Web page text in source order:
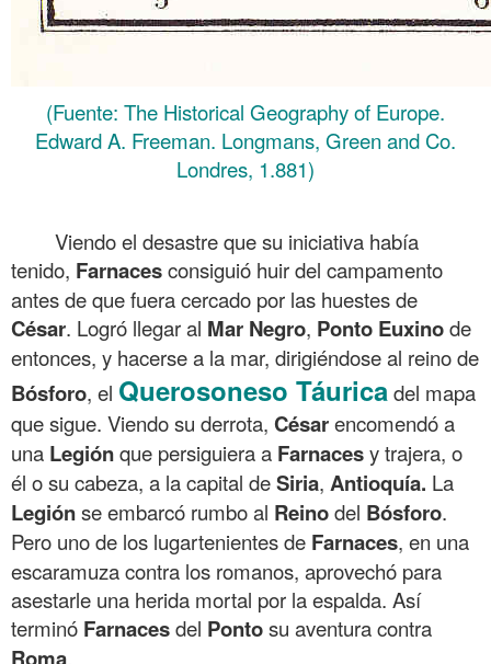
(Fuente: The Historical Geography of Europe.
Edward A. Freeman. Longmans, Green and Co.
Londres, 1.881)
Viendo el desastre que su iniciativa había
tenido, Farnacesconsiguió huir del campamento
antes de que fuera cercado por las huestes de
César. Logró llegar al Mar Negro, Ponto Euxinode
entonces, y hacerse a la mar, dirigiéndose al reino de
Bósforo, el Querosoneso Táurica del mapa
que sigue. Viendo su derrota, Césarencomendó a
una Legiónque persiguiera a Farnacesy trajera, o
él o su cabeza, a la capital deSiria, Antioquía. La
Legiónse embarcó rumbo al Reinodel Bósforo.
Pero uno de los lugartenientes de Farnaces, en una
escaramuza contra los romanos, aprovechó para
asestarle una herida mortal por la espalda. Así
terminó Farnacesdel Pontosu aventura contra
Roma.